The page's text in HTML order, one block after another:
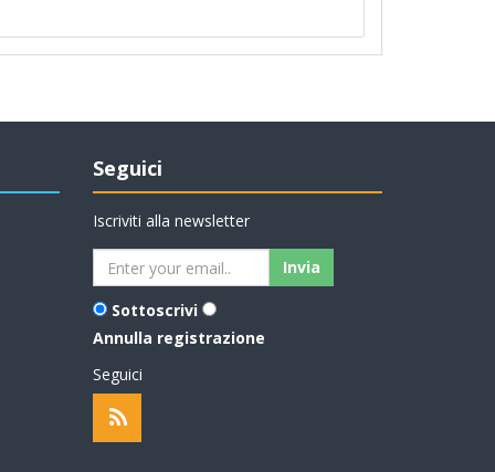
Seguici
Iscriviti alla newsletter
Sottoscrivi
Annulla registrazione
Seguici